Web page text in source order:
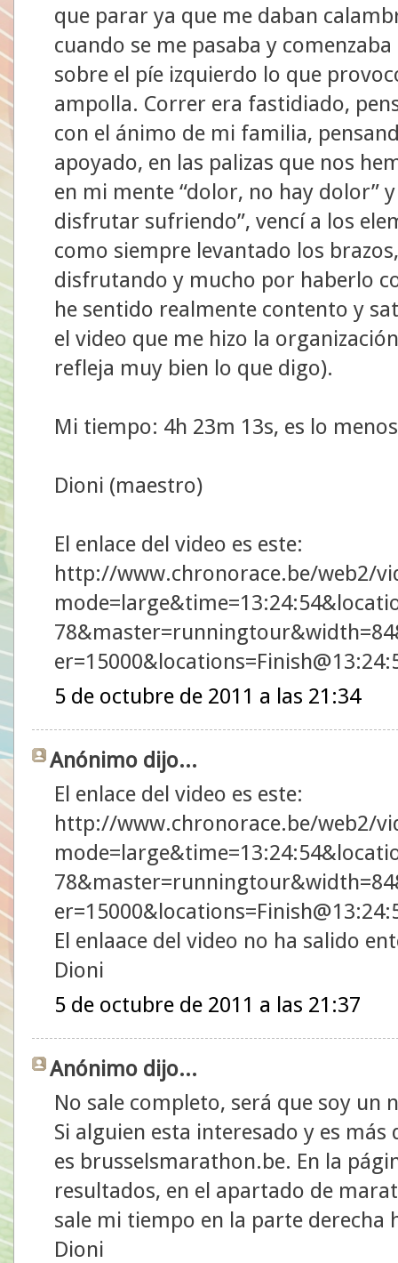
que parar ya que me daban
cuando se me pasaba y
sobre el píe izquierdo lo que
ampolla. Correr era fastidiado,
con el ánimo de mi familia,
apoyado, en las palizas que nos
en mi mente “dolor, no hay dolor”
disfrutar sufriendo”, vencí a los
como siempre levantado los
disfrutando y mucho por haberlo
he sentido realmente contento y
el video que me hizo la
refleja muy bien lo que digo).
Mi tiempo: 4h 23m 13s, es lo
Dioni (maestro)
El enlace del video es este:
http://www.chronorace.be/web2/
5 de octubre de 2011 a las 21:34
Anónimo dijo...
El enlace del video es este:
http://www.chronorace.be/web2/
El enlaace del video no ha salido
Dioni
5 de octubre de 2011 a las 21:37
Anónimo dijo...
No sale completo, será que soy
Si alguien esta interesado y es
es brusselsmarathon.be. En la
resultados, en el apartado de
sale mi tiempo en la parte derecha
Dioni